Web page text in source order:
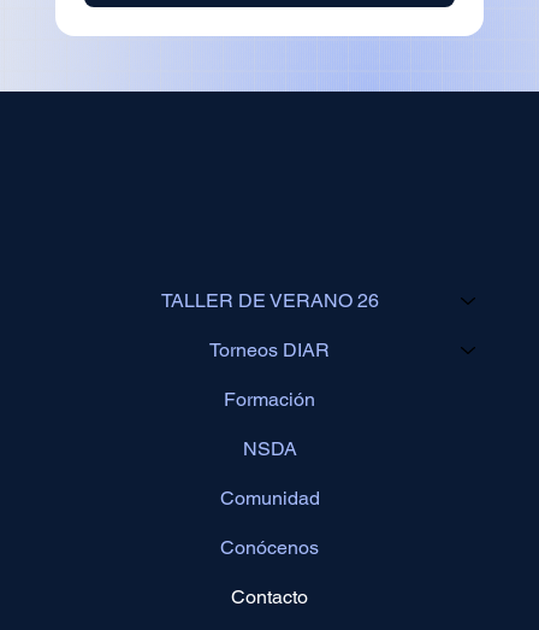
TALLER DE VERANO 26
Torneos DIAR
Formación
NSDA
Comunidad
Conócenos
Contacto